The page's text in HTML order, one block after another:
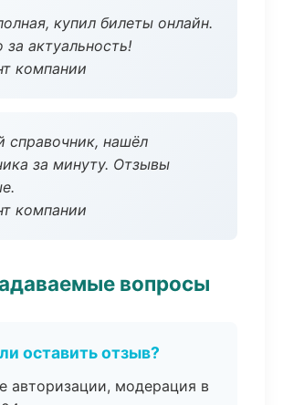
купил билеты онлайн.
за актуальность!
компании
справочник, нашёл
за минуту. Отзывы
компании
вопросы
оставить отзыв?
авторизации, модерация в